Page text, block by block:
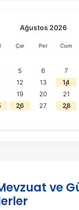
Ağustos 2026
Çar Per Cum
5 6 7
12 13 14
19 20 21
26 27 28
ve